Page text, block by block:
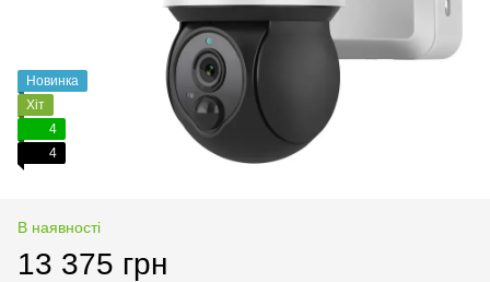
Новинка
Хіт
4
4
В наявності
13 375 грн